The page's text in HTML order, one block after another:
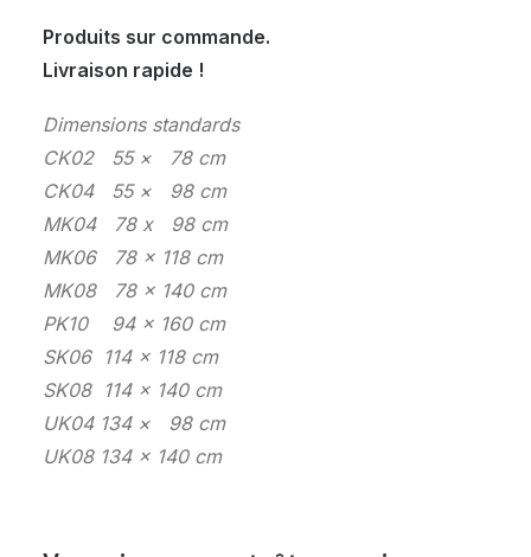
Produits sur commande.
Livraison rapide !
Dimensions standards
CK02 55 × 78 cm
CK04 55 × 98 cm
MK04 78 x 98 cm
MK06 78 × 118 cm
MK08 78 × 140 cm
PK10 94 × 160 cm
SK06 114 × 118 cm
SK08 114 × 140 cm
UK04 134 × 98 cm
UK08 134 × 140 cm